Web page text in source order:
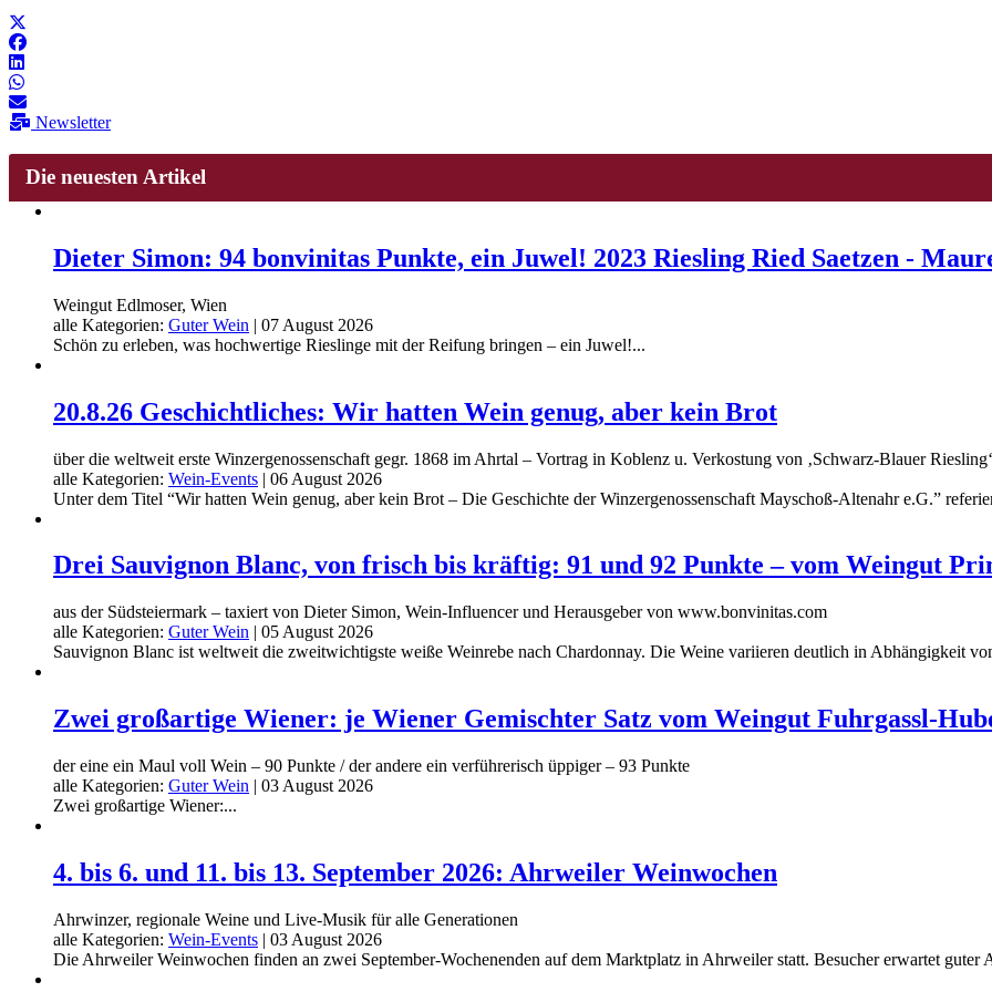
Newsletter
Die neuesten Artikel
Dieter Simon: 94 bonvinitas Punkte, ein Juwel! 2023 Riesling Ried Saetzen -
Weingut Edlmoser, Wien
alle Kategorien: Guter Wein | 07 August 2026
Schön zu erleben, was hochwertige Rieslinge mit der Reifung bringen – ein Juwel!...
20.8.26 Geschichtliches: Wir hatten Wein genug, aber kein Brot
über die weltweit erste Winzergenossenschaft gegr. 1868 im Ahrtal – Vortrag in Koblenz u. Verkostung von ‚Schwarz-Blauer Riesling‘
alle Kategorien: Wein-Events | 06 August 2026
Unter dem Titel “Wir hatten Wein genug, aber kein Brot – Die Geschichte der Winzergenossenschaft Mayschoß-Altenahr e.G.”
Drei Sauvignon Blanc, von frisch bis kräftig: 91 und 92 Punkte – vom Weingut
aus der Südsteiermark – taxiert von Dieter Simon, Wein-Influencer und Herausgeber von www.bonvinitas.com
alle Kategorien: Guter Wein | 05 August 2026
Sauvignon Blanc ist weltweit die zweitwichtigste weiße Weinrebe nach Chardonnay. Die Weine variieren deutlich in Abhängigkeit
Zwei großartige Wiener: je Wiener Gemischter Satz vom Weingut Fuhrgassl-
der eine ein Maul voll Wein – 90 Punkte / der andere ein verführerisch üppiger – 93 Punkte
alle Kategorien: Guter Wein | 03 August 2026
Zwei großartige Wiener:...
4. bis 6. und 11. bis 13. September 2026: Ahrweiler Weinwochen
Ahrwinzer, regionale Weine und Live-Musik für alle Generationen
alle Kategorien: Wein-Events | 03 August 2026
Die Ahrweiler Weinwochen finden an zwei September-Wochenenden auf dem Marktplatz in Ahrweiler statt. Besucher erwartet